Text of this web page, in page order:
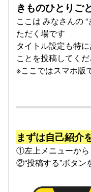
きものひとりご
ここは みなさんの
ただく場です
タイトル設定も特
ことを投稿してく
※ここではスマホ版
まずは自己紹介
①左上メニューから
②“投稿する”ボタン